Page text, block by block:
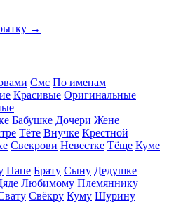
→
Смс По именам
Красивые Оригинальные
Бабушке Дочери Жене
Тёте Внучке Крестной
Свекрови Невестке Тёще Куме
Папе Брату Сыну Дедушке
Любимому Племяннику
Свёкру Куму Шурину